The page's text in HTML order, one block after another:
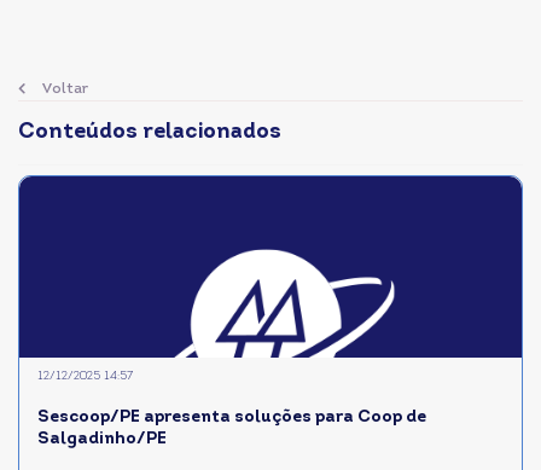
Voltar
Conteúdos relacionados
Sescoop/PE apresenta soluções para Coop de
Salgadinho/PE
12/12/2025 14:57